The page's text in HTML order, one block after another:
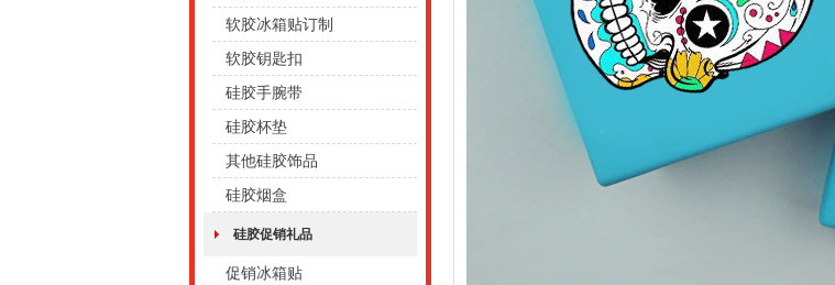
软胶冰箱贴订制
软胶钥匙扣
硅胶手腕带
硅胶杯垫
其他硅胶饰品
硅胶烟盒
硅胶促销礼品
促销冰箱贴